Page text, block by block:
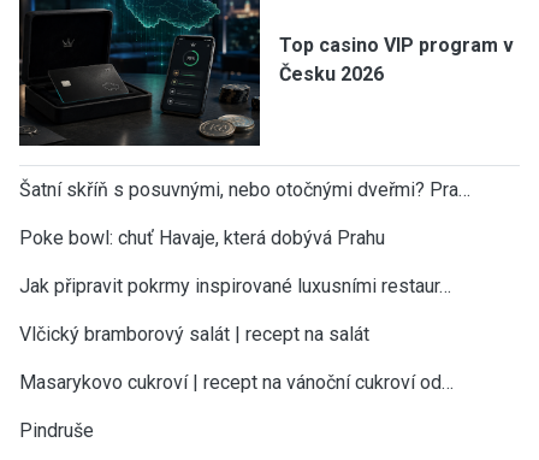
Top casino VIP program v
Česku 2026
Šatní skříň s posuvnými, nebo otočnými dveřmi? Pra…
Poke bowl: chuť Havaje, která dobývá Prahu
Jak připravit pokrmy inspirované luxusními restaur…
Vlčický bramborový salát | recept na salát
Masarykovo cukroví | recept na vánoční cukroví od…
Pindruše